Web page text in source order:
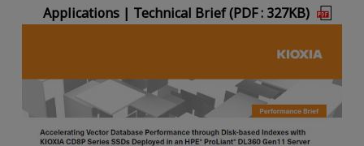
Applications | Technical Brief (PDF : 327KB)